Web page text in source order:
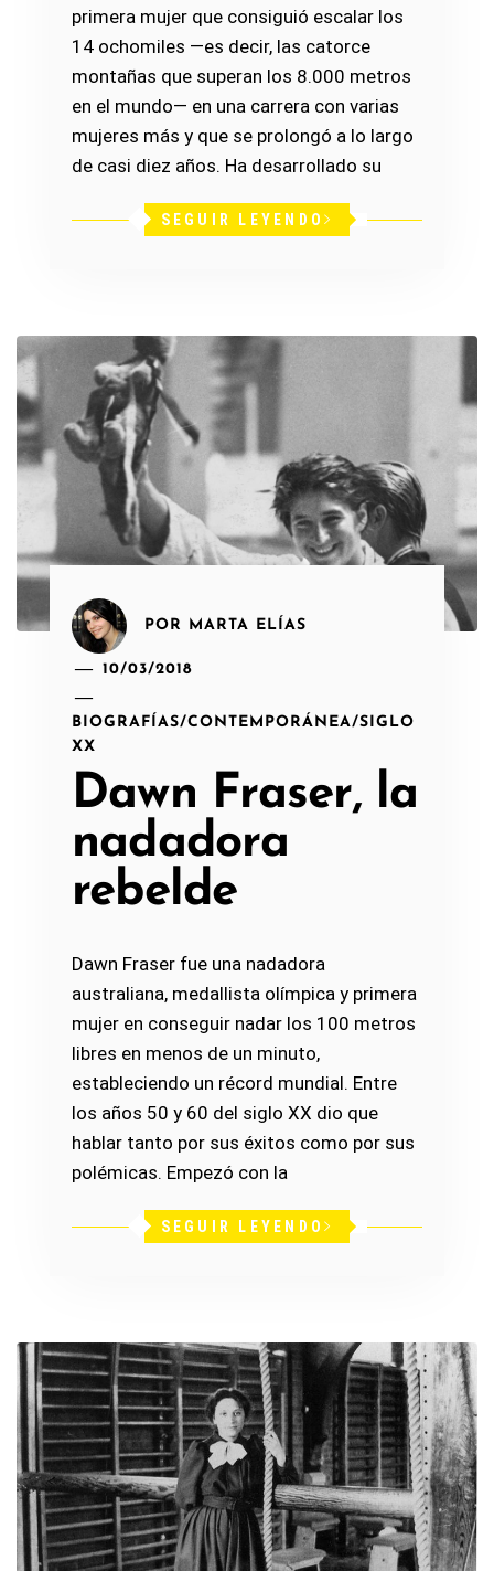
primera mujer que consiguió escalar los
14 ochomiles —es decir, las catorce
montañas que superan los 8.000 metros
en el mundo— en una carrera con varias
mujeres más y que se prolongó a lo largo
de casi diez años. Ha desarrollado su
SEGUIR LEYENDO
POR MARTA ELÍAS
10/03/2018
BIOGRAFÍAS/CONTEMPORÁNEA/SIGLO
XX
Dawn Fraser, la
nadadora
rebelde
Dawn Fraser fue una nadadora
australiana, medallista olímpica y primera
mujer en conseguir nadar los 100 metros
libres en menos de un minuto,
estableciendo un récord mundial. Entre
los años 50 y 60 del siglo XX dio que
hablar tanto por sus éxitos como por sus
polémicas. Empezó con la
SEGUIR LEYENDO